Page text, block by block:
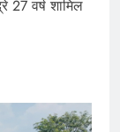
27 वर्ष शामिल